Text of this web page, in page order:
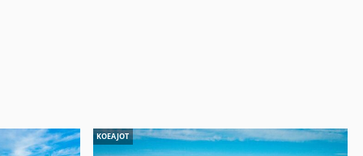
KOEAJOT